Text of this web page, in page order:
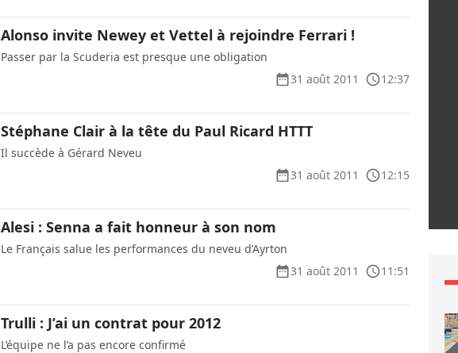
Alonso invite Newey et Vettel à rejoindre Ferrari !
Passer par la Scuderia est presque une obligation
31 août 2011
12:37
Stéphane Clair à la tête du Paul Ricard HTTT
Il succède à Gérard Neveu
31 août 2011
12:15
Alesi : Senna a fait honneur à son nom
Le Français salue les performances du neveu d’Ayrton
31 août 2011
11:51
Trulli : J’ai un contrat pour 2012
L’équipe ne l’a pas encore confirmé